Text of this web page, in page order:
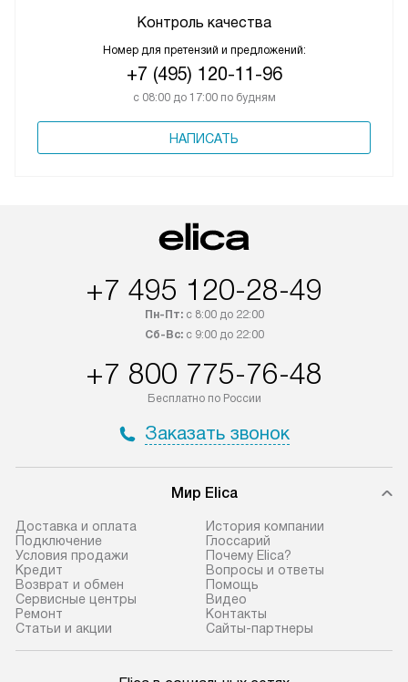
Контроль качества
Номер для претензий и предложений:
+7 (495) 120-11-96
с 08:00 до 17:00 по будням
НАПИСАТЬ
+7 495 120-28-49
Пн-Пт:с 8:00 до 22:00
Сб-Вс:с 9:00 до 22:00
+7 800 775-76-48
Бесплатно по России
Заказать звонок
Мир Elica
Доставка и оплата
Подключение
Условия продажи
Кредит
Возврат и обмен
Сервисные центры
Ремонт
Статьи и акции
История компании
Глоссарий
Почему Elica?
Вопросы и ответы
Помощь
Видео
Контакты
Сайты-партнеры